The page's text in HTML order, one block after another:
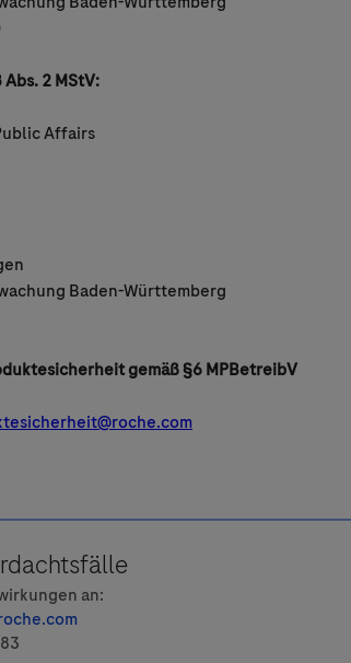
2 MStV:
Affairs
Baden-Württemberg
gemäß §6 MPBetreibV
an: